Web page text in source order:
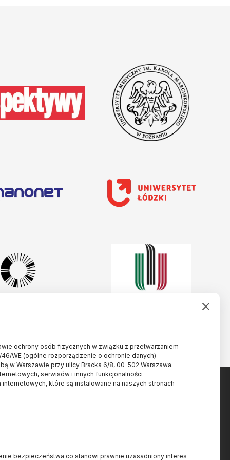
ochrony osób fizycznych w związku z przetwarzaniem
WE (ogólne rozporządzenie o ochronie danych)
w Warszawie przy ulicy Bracka 6/8, 00-502 Warszawa.
serwisów i innych funkcjonalności
które są instalowane na naszych stronach
bezpieczeństwa co stanowi prawnie uzasadniony interes